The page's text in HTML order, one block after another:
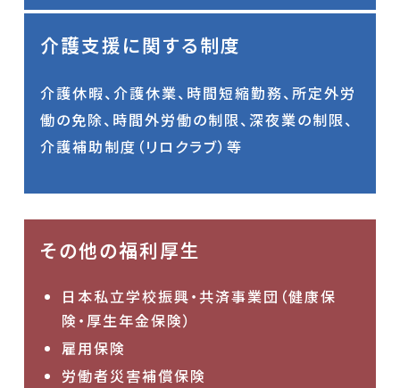
介護支援に関する制度
介護休暇、介護休業、時間短縮勤務、所定外労
働の免除、時間外労働の制限、深夜業の制限、
介護補助制度（リロクラブ）等
その他の福利厚生
日本私立学校振興・共済事業団（健康保
険・厚生年金保険）
雇用保険
労働者災害補償保険